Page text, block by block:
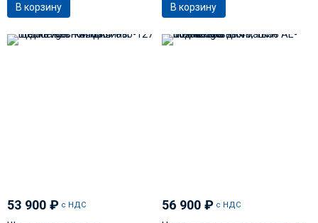
В корзину В корзину
53 900 ₽ с НДС 56 900₽ с НДС